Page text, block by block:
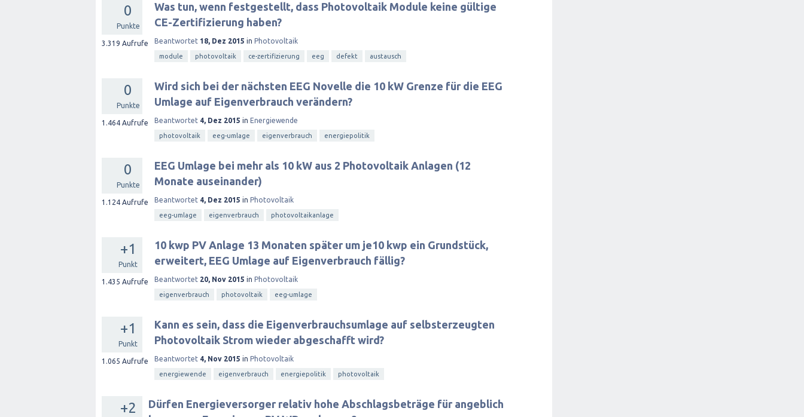
0
Punkte
3.319 Aufrufe
Was tun, wenn festgestellt, dass Photovoltaik Module keine gültige
CE-Zertifizierung haben?
Beantwortet 18, Dez 2015 in Photovoltaik
module photovoltaik ce-zertifizierung eeg defekt austausch
0
Punkte
1.464 Aufrufe
Wird sich bei der nächsten EEG Novelle die 10 kW Grenze für die EEG
Umlage auf Eigenverbrauch verändern?
Beantwortet 4, Dez 2015 in Energiewende
photovoltaik eeg-umlage eigenverbrauch energiepolitik
0
Punkte
1.124 Aufrufe
EEG Umlage bei mehr als 10 kW aus 2 Photovoltaik Anlagen (12
Monate auseinander)
Beantwortet 4, Dez 2015 in Photovoltaik
eeg-umlage eigenverbrauch photovoltaikanlage
+1
Punkt
1.435 Aufrufe
10 kwp PV Anlage 13 Monaten später um je10 kwp ein Grundstück,
erweitert, EEG Umlage auf Eigenverbrauch fällig?
Beantwortet 20, Nov 2015 in Photovoltaik
eigenverbrauch photovoltaik eeg-umlage
+1
Punkt
1.065 Aufrufe
Kann es sein, dass die Eigenverbrauchsumlage auf selbsterzeugten
Photovoltaik Strom wieder abgeschafft wird?
Beantwortet 4, Nov 2015 in Photovoltaik
energiewende eigenverbrauch energiepolitik photovoltaik
+2
Dürfen Energieversorger relativ hohe Abschlagsbeträge für angeblich